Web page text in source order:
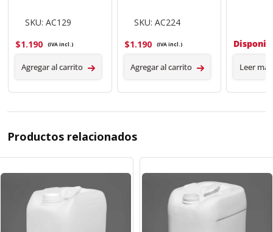
SKU: AC129
$1.190 (IVA incl.)
Agregar al carrito
SKU: AC224
$1.190 (IVA incl.)
Agregar al carrito Leer más
Productos relacionados